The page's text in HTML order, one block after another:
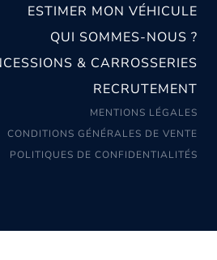
ESTIMER MON VÉHICULE
QUI SOMMES-NOUS ?
& CARROSSERIES
RECRUTEMENT
MENTIONS LÉGALES
CONDITIONS GÉNÉRALES DE VENTE
POLITIQUES DE CONFIDENTIALITÉS